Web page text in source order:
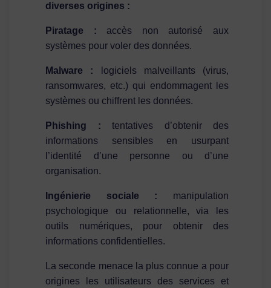
diverses origines :
Piratage : accès non autorisé aux
systèmes pour voler des données.
Malware : logiciels malveillants (virus,
ransomwares, etc.) qui endommagent les
systèmes ou chiffrent les données.
Phishing : tentatives d’obtenir des
informations sensibles en usurpant
l’identité d’une personne ou d’une
organisation.
Ingénierie sociale : manipulation
psychologique ou relationnelle, via les
outils numériques, pour obtenir des
informations confidentielles.
La seconde menace la plus connue a pour
origines les utilisateurs des services et